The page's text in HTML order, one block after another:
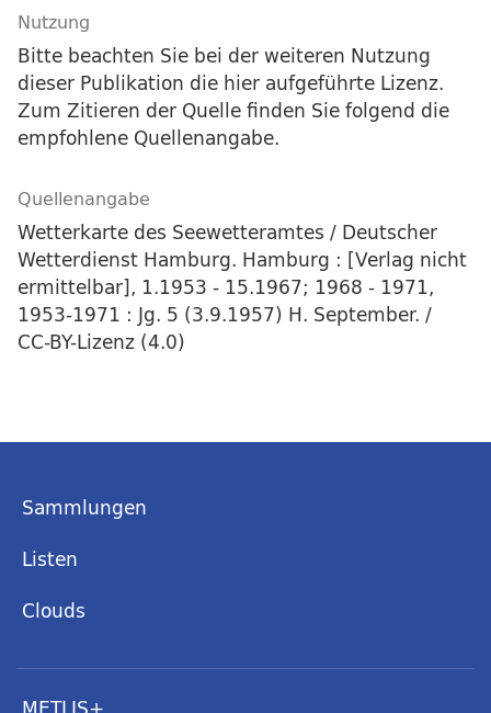
Nutzung
Bitte beachten Sie bei der weiteren Nutzung
dieser Publikation die hier aufgeführte Lizenz.
Zum Zitieren der Quelle finden Sie folgend die
empfohlene Quellenangabe.
Quellenangabe
Wetterkarte des Seewetteramtes / Deutscher
Wetterdienst Hamburg. Hamburg : [Verlag nicht
ermittelbar], 1.1953 - 15.1967; 1968 - 1971,
1953-1971 : Jg. 5 (3.9.1957) H. September. /
CC-BY-Lizenz (4.0)
Sammlungen
Listen
Clouds